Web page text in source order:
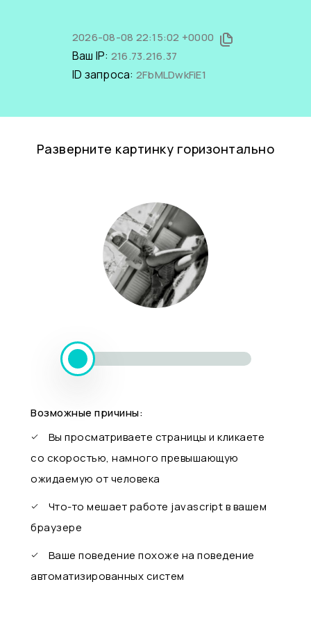
2026-08-08 22:15:02 +0000
Ваш IP: 216.73.216.37
ID запроса: 2FbMLDwkFiE1
Разверните картинку горизонтально
Возможные причины:
Вы просматриваете страницы и кликаете
со скоростью, намного превышающую
ожидаемую от человека
Что-то мешает работе javascript в вашем
браузере
Ваше поведение похоже на поведение
автоматизированных систем